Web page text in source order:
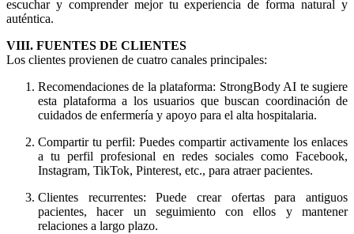
escuchar y comprender mejor tu experiencia de forma natural y
auténtica.
VIII. FUENTES DE CLIENTES
Los clientes provienen de cuatro canales principales:
Recomendaciones de la plataforma: StrongBody AI te sugiere
esta plataforma a los usuarios que buscan coordinación de
cuidados de enfermería y apoyo para el alta hospitalaria.
Compartir tu perfil: Puedes compartir activamente los enlaces
a tu perfil profesional en redes sociales como Facebook,
Instagram, TikTok, Pinterest, etc., para atraer pacientes.
Clientes recurrentes: Puede crear ofertas para antiguos
pacientes, hacer un seguimiento con ellos y mantener
relaciones a largo plazo.